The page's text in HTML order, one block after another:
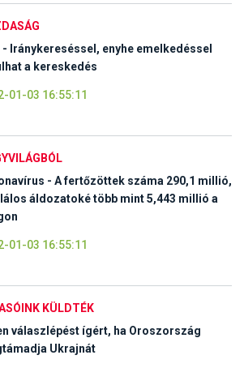
- Iránykereséssel, enyhe emelkedéssel
a kereskedés
01-03 16:55:11
- A fertőzöttek száma 290,1 millió,
áldozatoké több mint 5,443 millió a
01-03 16:55:11
KÜLDTÉK
válaszlépést ígért, ha Oroszország
Ukrajnát